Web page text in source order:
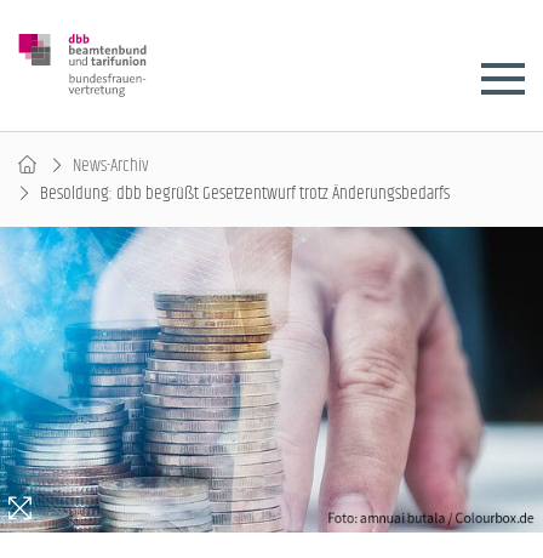
News-Archiv
Besoldung: dbb begrüßt Gesetzentwurf trotz Änderungsbedarfs